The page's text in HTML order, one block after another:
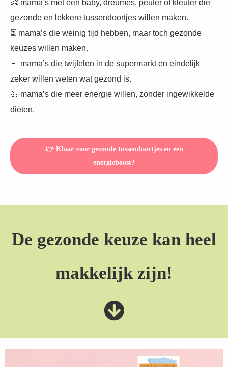
👶 mama’s met een baby, dreumes, peuter of kleuter die
gezonde en lekkere tussendoortjes willen maken.
⏳ mama’s die weinig tijd hebben, maar toch gezonde
keuzes willen maken.
🥗 mama’s die twijfelen in de supermarkt en eindelijk
zeker willen weten wat gezond is.
💪 mama’s die meer energie willen, zonder ingewikkelde
diëten.
👉 Klaar voor gezonde tussendoortjes en een
energieboost?
De gezonde keuze kan heel
makkelijk zijn!